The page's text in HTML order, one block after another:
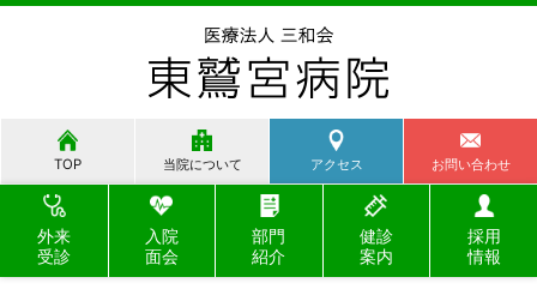
TOP 当院について アクセス お問い合わせ
外来
受診
入院
面会
部門
紹介
健診
案内
採用
情報